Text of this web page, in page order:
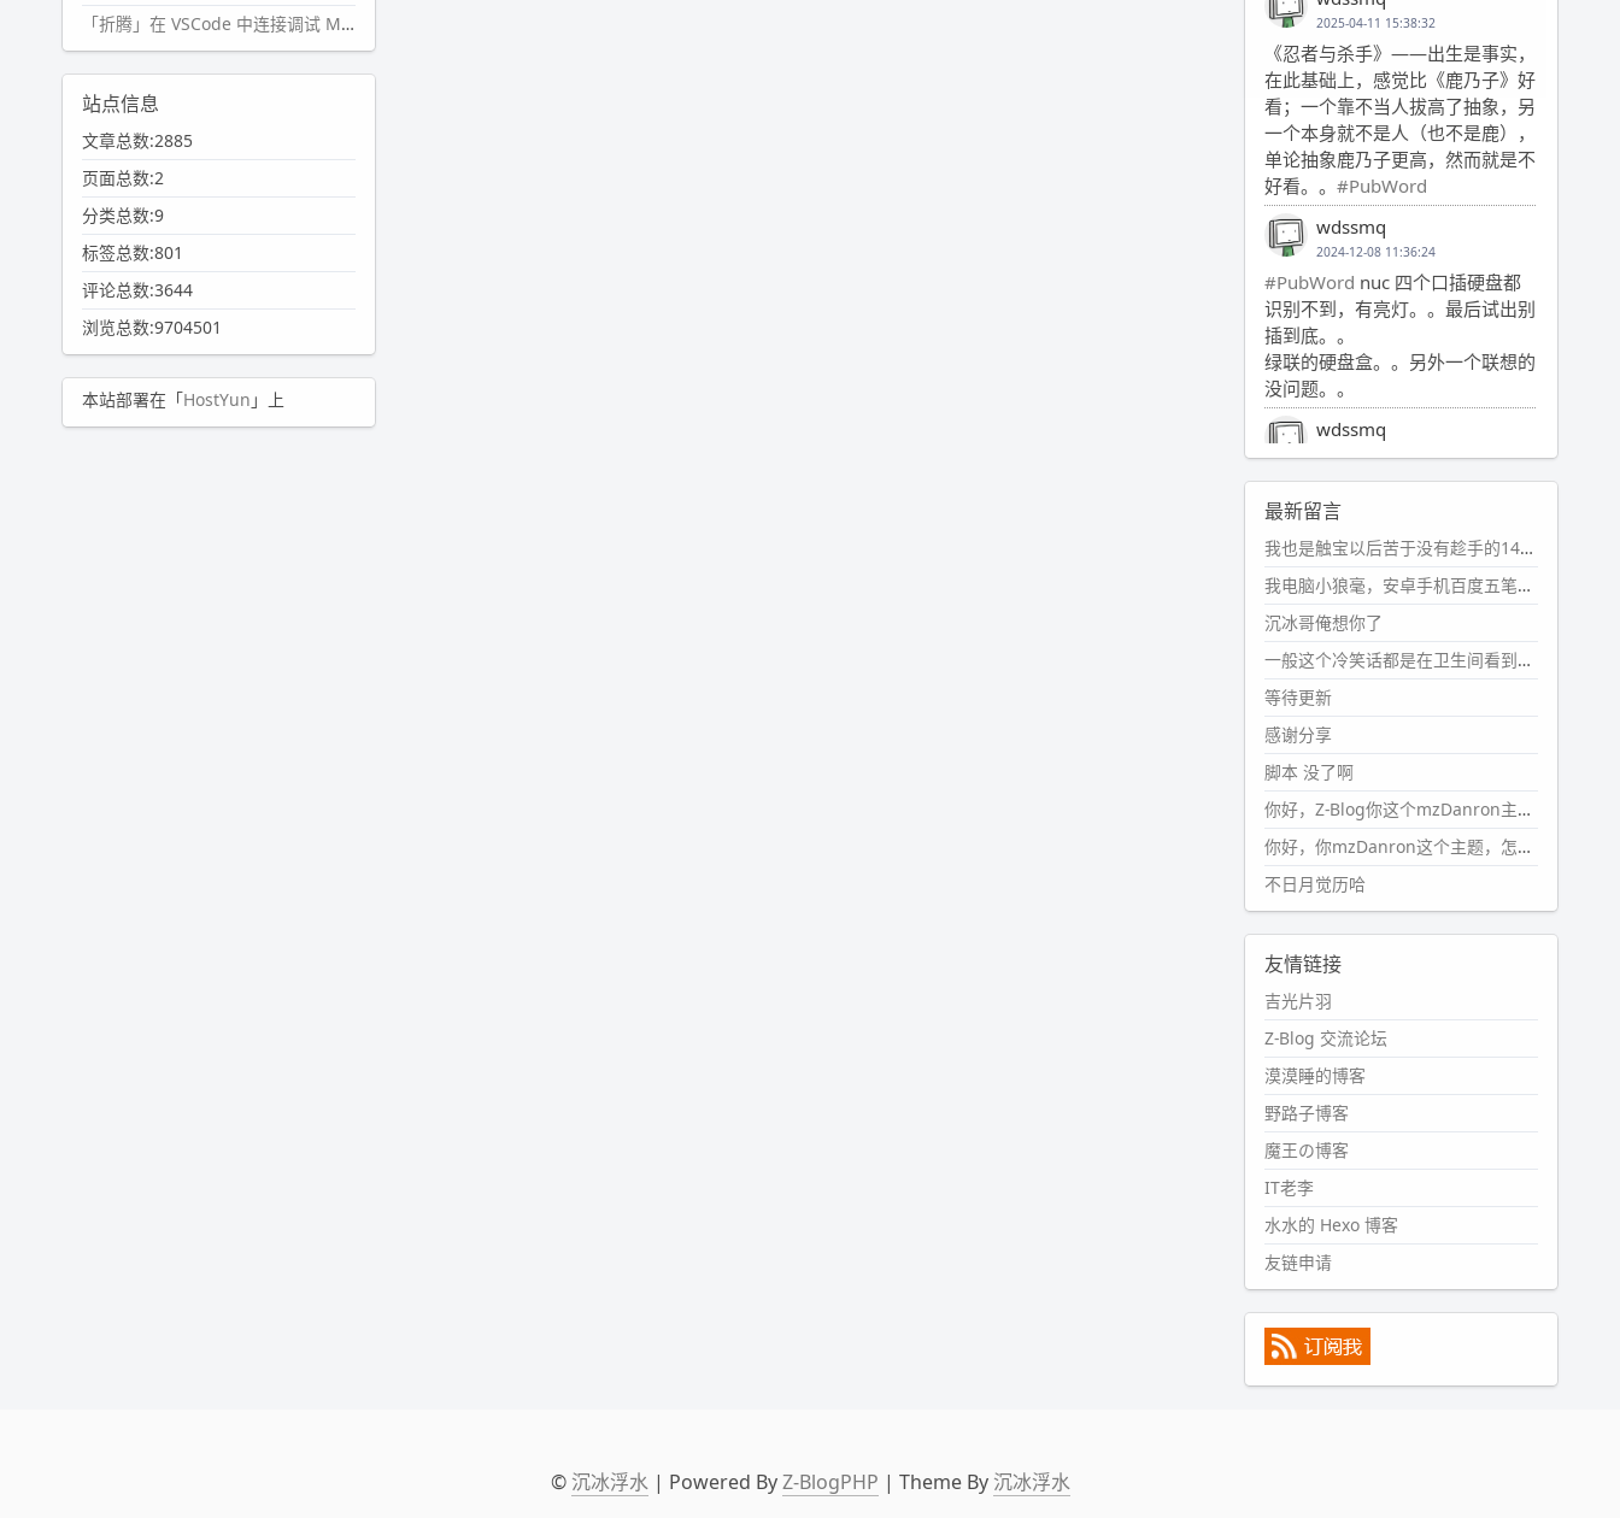
「折腾」在 VSCode 中连接调试 Microsoft Edge
站点信息
文章总数:2885
页面总数:2
分类总数:9
标签总数:801
评论总数:3644
浏览总数:9704501
本站部署在「HostYun 」上
2025-04-11 15:38:32
《忍者与杀手》——出生是事实，
在此基础上，感觉比《鹿乃子》好
看；一个靠不当人拔高了抽象，另
一个本身就不是人（也不是鹿），
单论抽象鹿乃子更高，然而就是不
好看。。 #PubWord
wdssmq
2024-12-08 11:36:24
#PubWord nuc 四个口插硬盘都
识别不到，有亮灯。。最后试出别
插到底。。
绿联的硬盘盒。。另外一个联想的
没问题。。
wdssmq
2024-11-19 17:31:51
#PubWord近期观影记录：超级
马里奥，死侍与金刚狼。。
wdssmq
2024-10-08 10:12:25
#PubWord搬家也告一段落，虽
然搬过来的东西还得归置，新衣柜
虽说已经散俩月味儿了，但还是不
想放衣服进去。
wdssmq
2024-09-23 21:00:49
#PubWord
一次？？碎雨集_沉冰浮水_第1页
https://www.wdssmq.com/ta
g/%E7%A2%8E%E9%9B%A8%E
9%9B%86/
wdssmq
2024-09-23 20:58:40
话，2024 年目前只发了 13 条
嘟？？？？
wdssmq
2024-09-15 10:32:07
#PubWordVSCode 内 git 操作卡
住的时候没办法主动取消一直是个
痛点，一般都是推送或拉取，今天
连提交都卡了。。
wdssmq
#PubWord又一个夏天过去了，
所以今年也没买防水鞋套；然后天
凉了，为了应对踢被子买了睡袋，
不知道 1.2 米会不会略窄。。
最新留言
我也是触宝以后苦于没有趁手的14键五笔键盘久矣上面那位兄台用的百度双键点划布局我也用过很久，那个皮肤做得很粗糙，个别键位的触发区域是错位的，快速打字时很容易出错，修改它的皮肤文件校正后勉强能用，但早年出的皮肤分辨率太低，实在谈不上美观。百度小米定制版的商店里有一个"小黑板"皮肤还不错(百度官方输入法商店里没有)，但那个风格我不喜欢这两天找到了一个叫"森林集"的公众号，开发了海量的皮肤，很多都有14键版本，付费但很便宜，几块钱，终于有自己满意的输入法了搜了一下，这个工作室还是百度的官方合作伙伴，不知道为什么14键作品都不在官方商店上架，难道是百度官方在刻意放弃14键？
我电脑小狼毫，安卓手机百度五笔，皮肤用的双键点划，挺好的。
沉冰哥俺想你了
一般这个冷笑话都是在卫生间看到的多
等待更新
感谢分享
脚本 没了啊
你好，Z-Blog你这个mzDanron主题，怎么去除文章标题图像和文章摘要，仅显示标题，感谢回复！
你好，你mzDanron这个主题，怎么去除文章标题的图像和文章摘要！仅显示标题，感谢回复解决！
不日月觉历哈
友情链接
吉光片羽
Z-Blog 交流论坛
漠漠睡的博客
野路子博客
魔王の博客
IT老李
水水的 Hexo 博客
友链申请
© 沉冰浮水| Powered ByZ-BlogPHP | Theme By 沉冰浮水